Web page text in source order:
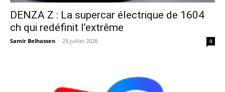
DENZA Z : La supercar électrique de 1604
ch qui redéfinit l’extrême
Samir Belhassen - 29 juillet 2026 0